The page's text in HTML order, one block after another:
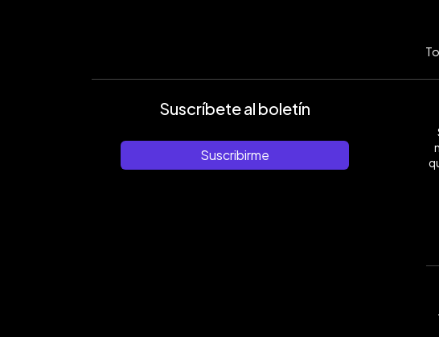
Suscríbete al boletín
Suscribirme